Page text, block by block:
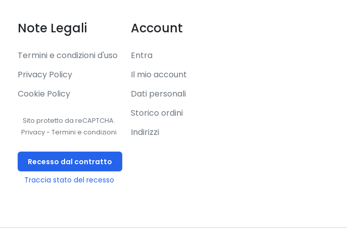
Note Legali
Termini e condizioni d'uso
Privacy Policy
Cookie Policy
Sito protetto da reCAPTCHA.
Privacy-Termini e condizioni
Recesso dal contratto
Traccia stato del recesso
Account
Entra
Il mio account
Dati personali
Storico ordini
Indirizzi